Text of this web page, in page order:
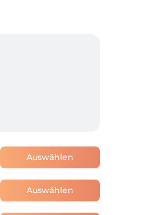
Auswählen
Auswählen